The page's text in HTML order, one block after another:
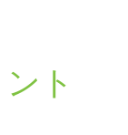
ト